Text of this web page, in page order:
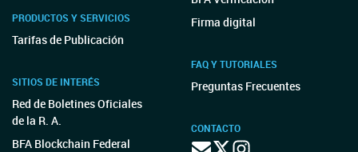
PRODUCTOS Y SERVICIOS
Tarifas de Publicación
SITIOS DE INTERÉS
Red de Boletines Oficiales
de la R. A.
BFA Blockchain Federal
Firma digital
FAQ Y TUTORIALES
Preguntas Frecuentes
CONTACTO